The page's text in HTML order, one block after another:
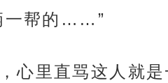
一帮的……”
心里直骂这人就是